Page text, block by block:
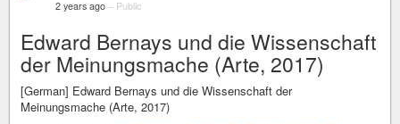
2 years ago – Public
Edward Bernays und die Wissen­schaft
der Meinungs­mache (Arte, 2017)
[German] Edward Bernays und die Wissenschaft der
Meinungsmache (Arte, 2017)